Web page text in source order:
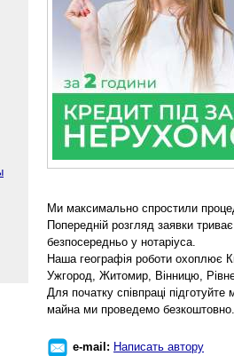
Ми максимально спростили
Попередній розгляд заявки
безпосередньо у нотаріуса.
Наша географія роботи охоплює
Ужгород, Житомир, Вінницю,
Для початку співпраці
майна ми проведемо безкоштовно.
e-mail: Написать автору